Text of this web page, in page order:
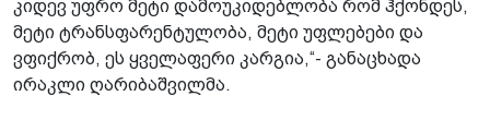
კიდევ უფრო მეტი დამოუკიდებლობა რომ ჰქონდეს,
მეტი ტრანსფარენტულობა, მეტი უფლებები და
ვფიქრობ, ეს ყველაფერი კარგია,“- განაცხადა
ირაკლი ღარიბაშვილმა.